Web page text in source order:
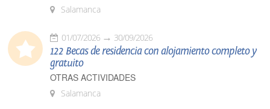
Salamanca
01/07/2026 30/09/2026
122 Becas de residencia con alojamiento completo y
gratuito
OTRAS ACTIVIDADES
Salamanca